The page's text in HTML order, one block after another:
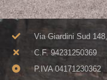
Via Giardini Sud
C.F. 94231250369​
P.IVA 04171230362​